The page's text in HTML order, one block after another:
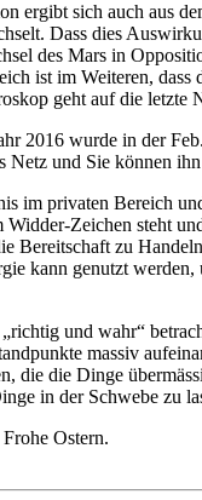
ergibt sich auch aus
Dass dies
des Mars in
ist im Weiteren,
geht auf die
2016 wurde in der
Netz und Sie können ihn
im privaten Bereich
Zeichen steht
Bereitschaft zu
kann genutzt
und wahr“
massiv
die die Dinge
in der Schwebe zu
Ostern.